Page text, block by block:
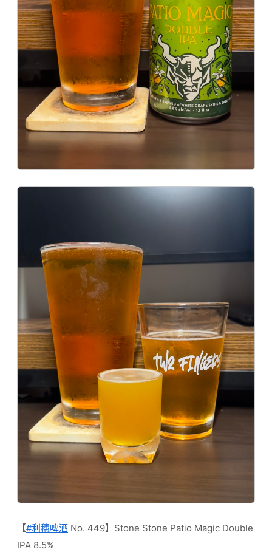
【#利穗啤酒 No. 449】Stone Stone Patio Magic Double
IPA 8.5%